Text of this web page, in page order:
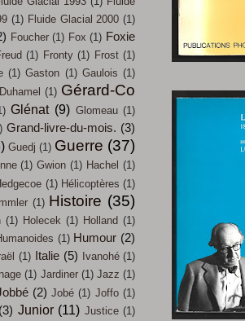
(1) Fluide Glacial 2000 (1)
Foucher (1) Fox (1) Foxie
(1) Fronty (1) Frost (1)
(1) Gaston (1) Gaulois (1)
(1) Gérard-Co
Glénat (9) Glomeau (1)
Grand-livre-du-mois. (3)
Guedj (1) Guerre (37)
(1) Gwion (1) Hachel (1)
(1) Hélicoptères (1)
(1) Histoire (35)
(1) Holecek (1) Holland (1)
(1) Humour (2)
(1) Italie (5) Ivanohé (1)
(1) Jardiner (1) Jazz (1)
(2) Jobé (1) Joffo (1)
(3) Junior (11) Justice (1)